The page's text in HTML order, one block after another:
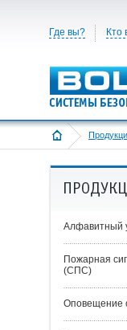
Где вы? Кто
Алфавитный
Пожарная
(СПС)
Оповещение